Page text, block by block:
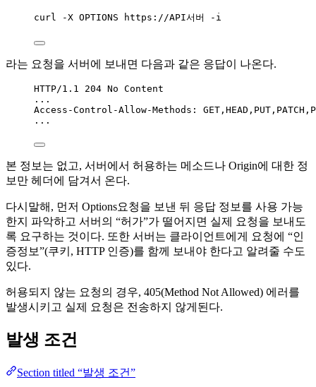
curl -X OPTIONS https://API서버 -i
라는 요청을 서버에 보내면 다음과 같은 응답이 나온다.
HTTP/1.1 204 No Content
...
Access-Control-Allow-Methods:
...
본 정보는 없고, 서버에서 허용하는 메소드나 Origin에 대한 정
보만 헤더에 담겨서 온다.
다시말해, 먼저 Options요청을 보낸 뒤 응답 정보를 사용 가능
한지 파악하고 서버의 “허가”가 떨어지면 실제 요청을 보내도
록 요구하는 것이다. 또한 서버는 클라이언트에게 요청에 “인
증정보”(쿠키, HTTP 인증)를 함께 보내야 한다고 알려줄 수도
있다.
허용되지 않는 요청의 경우, 405(Method Not Allowed) 에러를
발생시키고 실제 요청은 전송하지 않게된다.
발생 조건
Section titled “발생 조건”